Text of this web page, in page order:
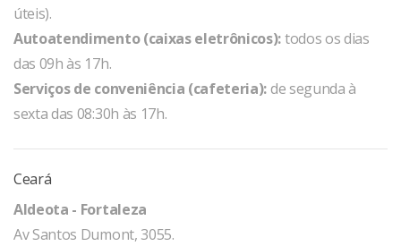
úteis).
Autoatendimento (caixas eletrônicos):todos os dias
das 09h às 17h.
Serviços de conveniência (cafeteria):de segunda à
sexta das 08:30h às 17h.
Ceará
Aldeota - Fortaleza
Av Santos Dumont, 3055.